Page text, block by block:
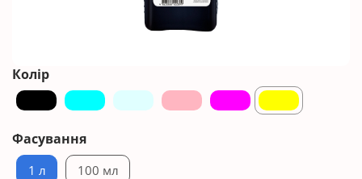
Колір
Фасування
1 л 100 мл